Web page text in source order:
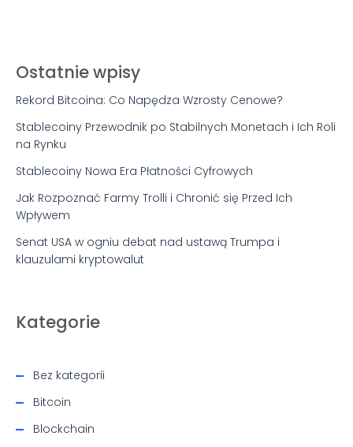
Ostatnie wpisy
Rekord Bitcoina: Co Napędza Wzrosty Cenowe?
Stablecoiny Przewodnik po Stabilnych Monetach i Ich Roli
na Rynku
Stablecoiny Nowa Era Płatności Cyfrowych
Jak Rozpoznać Farmy Trolli i Chronić się Przed Ich
Wpływem
Senat USA w ogniu debat nad ustawą Trumpa i
klauzulami kryptowalut
Kategorie
Bez kategorii
Bitcoin
Blockchain